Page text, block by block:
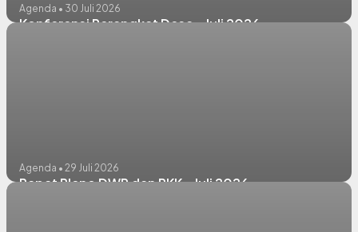
Agenda • 30 Juli 2026
Konferensi Perangkat Desa - Juli 2026
Agenda • 29 Juli 2026
Rapat Pleno DWP dan PKK - Juli 2026